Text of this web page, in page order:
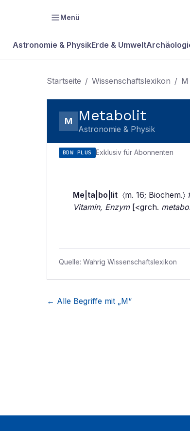
Menü
Astronomie & PhysikErde & Umwelt
Startseite / Wissenschaftslexikon / M
M Metabolit
Astronomie & Physik
BDW PLUS Exklusiv für Abonnenten
Me|ta|bo|lit 〈m. 16; Biochem.〉
Vitamin, Enzym[<grch.
Quelle: Wahrig Wissenschaftslexikon
← Alle Begriffe mit „M“